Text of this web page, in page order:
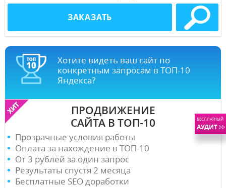
ЗАКАЗАТЬ
Хотите видеть ваш сайт по
конкретным запросам в ТОП-10
Яндекса?
ПРОДВИЖЕНИЕ
САЙТА В ТОП-10
Прозрачные условия работы
Оплата за нахождение в ТОП-10
От 3 рублей за один запрос
Результаты спустя 2 месяца
Бесплатные SEO доработки
БЕСПЛАТНЫЙ
АУДИТ